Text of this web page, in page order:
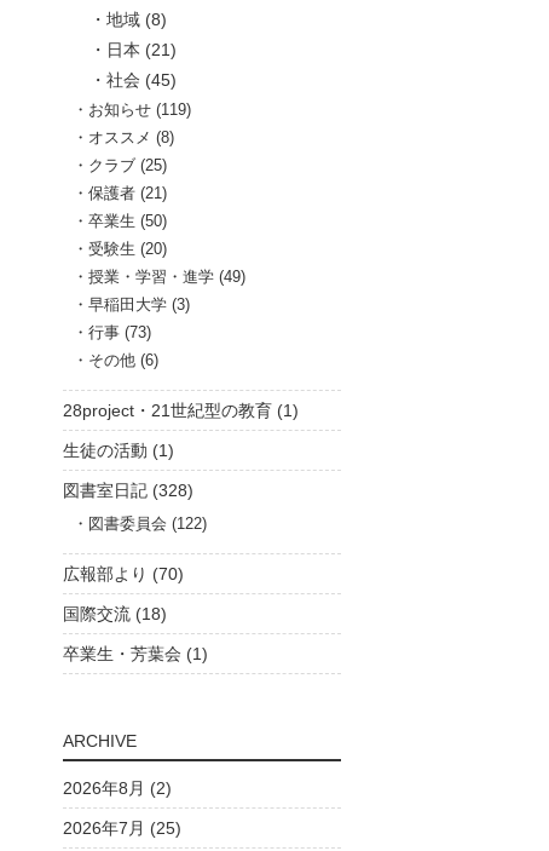
地域 (8)
日本 (21)
社会 (45)
お知らせ (119)
オススメ (8)
クラブ (25)
保護者 (21)
卒業生 (50)
受験生 (20)
授業・学習・進学 (49)
早稲田大学 (3)
行事 (73)
その他 (6)
28project・21世紀型の教育 (1)
生徒の活動 (1)
図書室日記 (328)
図書委員会 (122)
広報部より (70)
国際交流 (18)
卒業生・芳葉会 (1)
ARCHIVE
2026年8月 (2)
2026年7月 (25)